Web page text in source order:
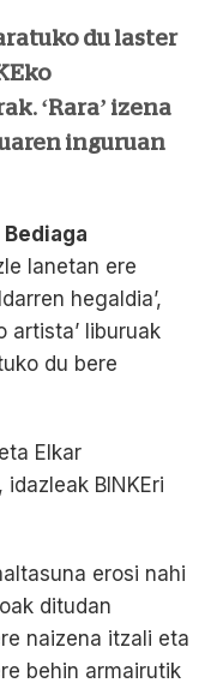
du laster
‘Rara’ izena
inguruan
lanetan ere
hegaldia’,
artista’ liburuak
du bere
Elkar
BINKEri
erosi nahi
ditudan
naizena itzali eta
behin armairutik